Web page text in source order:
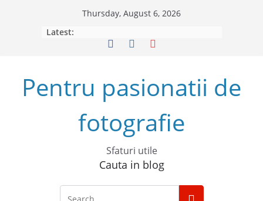
Thursday, August 6, 2026
Latest:
Pentru pasionatii de
fotografie
Sfaturi utile
Cauta in blog